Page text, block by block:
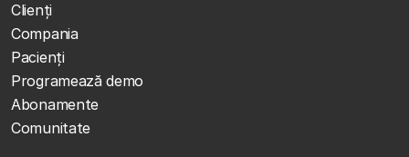
Clienţi
Compania
Pacienți
Programează demo
Abonamente
Comunitate